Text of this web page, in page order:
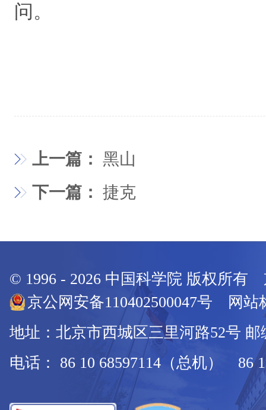
问。
上一篇： 黑山
下一篇： 捷克
© 1996 - 2026 中国科学院 版权所有
京公网安备110402500047号 网站
地址：北京市西城区三里河路52号 邮
电话： 86 10 68597114（总机） 86